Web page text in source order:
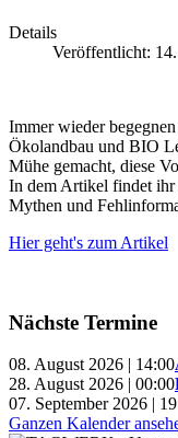
Details
Veröffentlicht:
Immer wieder
Ökolandbau und BIO
Mühe gemacht, diese
In dem Artikel findet ihr
Mythen und
Hier geht's zum Artikel
Nächste Termine
08. August 2026 | 14:00
28. August 2026 | 00:00
07. September 2026 |
Ganzen Kalender